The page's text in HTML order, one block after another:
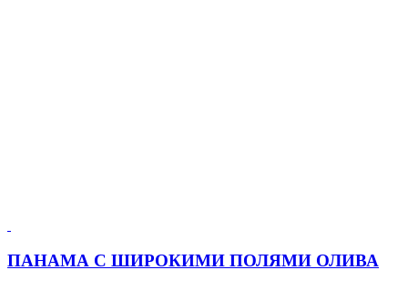
ПАНАМА С ШИРОКИМИ ПОЛЯМИ ОЛИВА